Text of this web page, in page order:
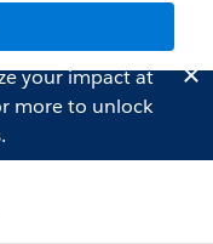
your impact at
more to unlock